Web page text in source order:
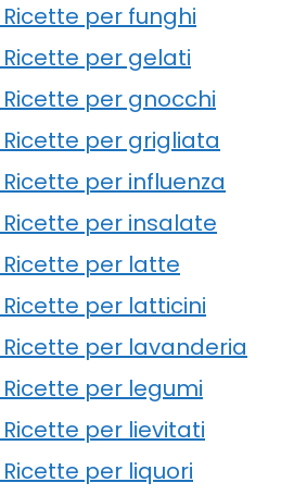
per funghi
per gelati
per gnocchi
per grigliata
per influenza
per insalate
per latte
per latticini
per lavanderia
per legumi
per lievitati
per liquori